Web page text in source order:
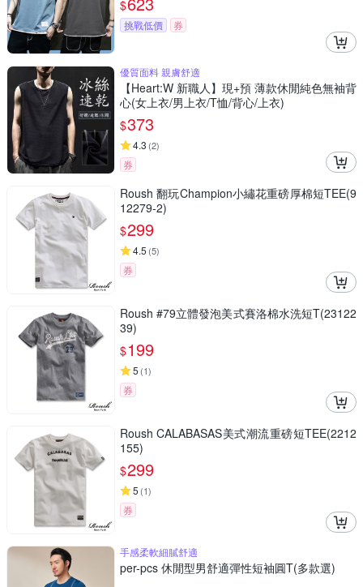
$
挑戰低價 券
優質面料 親膚舒適
【Heart:W 新職人】現+預 薄款休閒純色無袖背
心(女上衣/男上衣/T恤/背心/上衣)
$373
4.3 (2)
券
Roush 翻玩Champion小繡花重磅厚棉短TEE(9
12279-2)
$299
4.5 (5)
券
Roush #79立體發泡美式賽洛棉水洗短T(23122
39)
$199
5 (1)
券
Roush CALABASAS美式潮流重磅短TEE(2212
155)
$299
5 (1)
券
手感柔軟細膩舒適
per-pcs 休閒型男舒適彈性短袖圓T(多款選)